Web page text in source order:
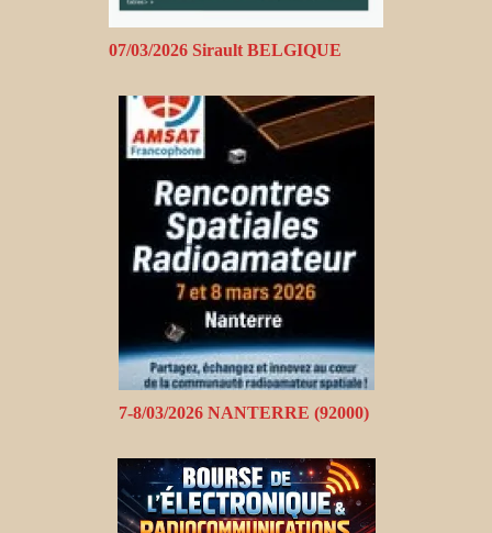
07/03/2026 Sirault BELGIQUE
7-8/03/2026 NANTERRE (92000)